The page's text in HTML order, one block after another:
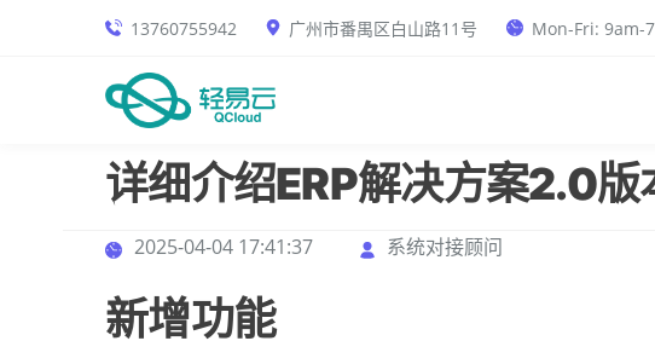
13760755942 广州市番禺区白山路11号 Mon-Fri: 9am-
详细介绍ERP解决方案2.0
2025-04-04 17:41:37 系统对接顾问
新增功能